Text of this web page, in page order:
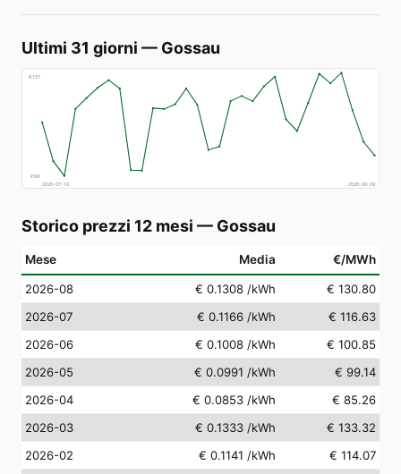
Ultimi 31 giorni — Gossau
€157
€84
2026-07-10
2026-08-09
Storico prezzi 12 mesi — Gossau
Mese Media €/MWh
2026-08 € 0.1308 /kWh
€ 130.80
2026-07
€ 0.1166 /kWh
€ 116.63
2026-06
€ 0.1008 /kWh
€ 100.85
2026-05
€ 0.0991 /kWh
€ 99.14
2026-04
€ 0.0853 /kWh
€ 85.26
2026-03
€ 0.1333 /kWh
€ 133.32
2026-02
€ 0.1141 /kWh
€ 114.07